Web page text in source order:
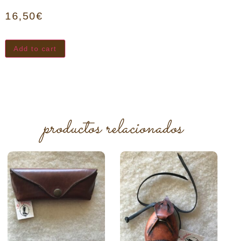
16,50€
Add to cart
productos relacionados